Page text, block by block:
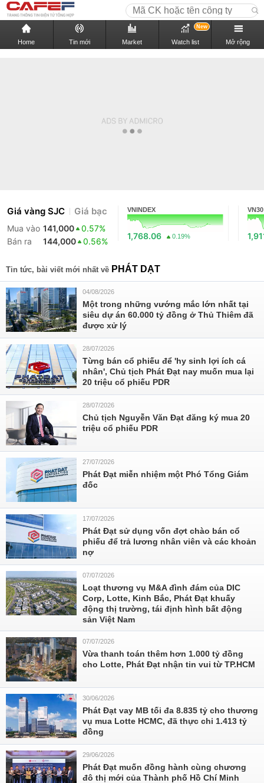
Home Tin mới Market Watch list
New
Mở rộng
Giá vàng SJC Giá bạc
Mua vào 141,000
0.57%
Bán ra
144,000 0.56%
VNINDEX
1,768.06 0.19%
VN30
Tin tức, bài viết mới nhất về PHÁT DẠT
04/08/2026
Một trong những vướng mắc lớn nhất tại
siêu dự án 60.000 tỷ đồng ở Thủ Thiêm đã
được xử lý
28/07/2026
Từng bán cổ phiếu để 'hy sinh lợi ích cá
nhân', Chủ tịch Phát Đạt nay muốn mua lại
20 triệu cổ phiếu PDR
28/07/2026
Chủ tịch Nguyễn Văn Đạt đăng ký mua 20
triệu cổ phiếu PDR
27/07/2026
Phát Đạt miễn nhiệm một Phó Tổng Giám
đốc
17/07/2026
Phát Đạt sử dụng vốn đợt chào bán cổ
phiếu để trả lương nhân viên và các khoản
nợ
07/07/2026
Loạt thương vụ M&A đình đám của DIC
Corp, Lotte, Kinh Bắc, Phát Đạt khuấy
động thị trường, tái định hình bất động
sản Việt Nam
07/07/2026
Vừa thanh toán thêm hơn 1.000 tỷ đồng
cho Lotte, Phát Đạt nhận tin vui từ TP.HCM
30/06/2026
Phát Đạt vay MB tối đa 8.835 tỷ cho thương
vụ mua Lotte HCMC, đã thực chi 1.413 tỷ
đồng
29/06/2026
Phát Đạt muốn đồng hành cùng chương
đô thị mới của Thành phố Hồ Chí Minh